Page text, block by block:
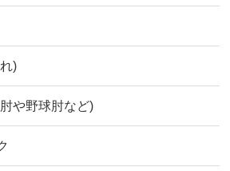
)
や野球肘など)